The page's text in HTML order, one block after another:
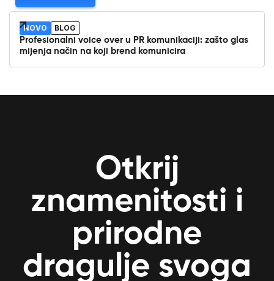
NOVO
BLOG
Profesionalni voice over u PR komunikaciji: zašto glas
mijenja način na koji brend komunicira
Otkrij
znamenitosti i
prirodne
dragulje svoga